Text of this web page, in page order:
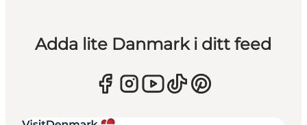
Adda lite Danmark i ditt feed